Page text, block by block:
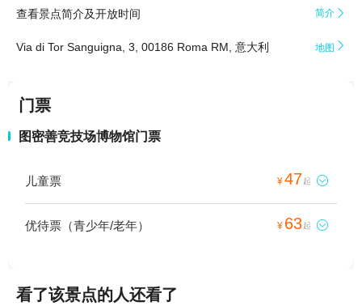
查看景点简介及开放时间 简介 
Via di Tor Sanguigna, 3, 00186 Roma RM, 意大利 地图 
门票
图密善竞技场博物馆门票
儿童票 ¥47起 
优待票（青少年/老年） ¥ 63起 
看了该景点的人还看了